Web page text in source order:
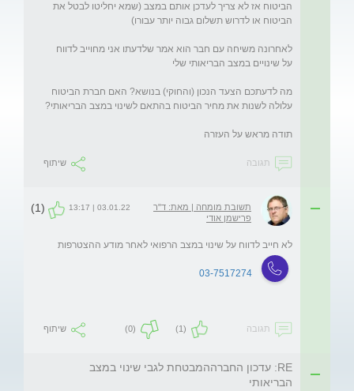
הביטוח אז לא צריך לעדכן אותם במצב (שמא יחליטו לבטל את
לאחרונה משיחה עם חבר הוא אמר שלדעתו אני מחוייב לדווח
מה לדעתכם הצעד הנכון (והחוקי) בנושא? האם חברת הביטוח
תודה מראש על העזרה
תגובה שיתוף
תשובת מומחה | מאת: ד"ר
פרישמן אודי
03.01.22 | 13:17
(1)
לא חייב לדווח על שינוי במצב הרפואי לאחר מודע ההצטרפות
03-7517274
תגובה (1)
(0) שיתוף
RE: עדכון החברההמבטחת לגבי שינוי במצב
הבריאותי